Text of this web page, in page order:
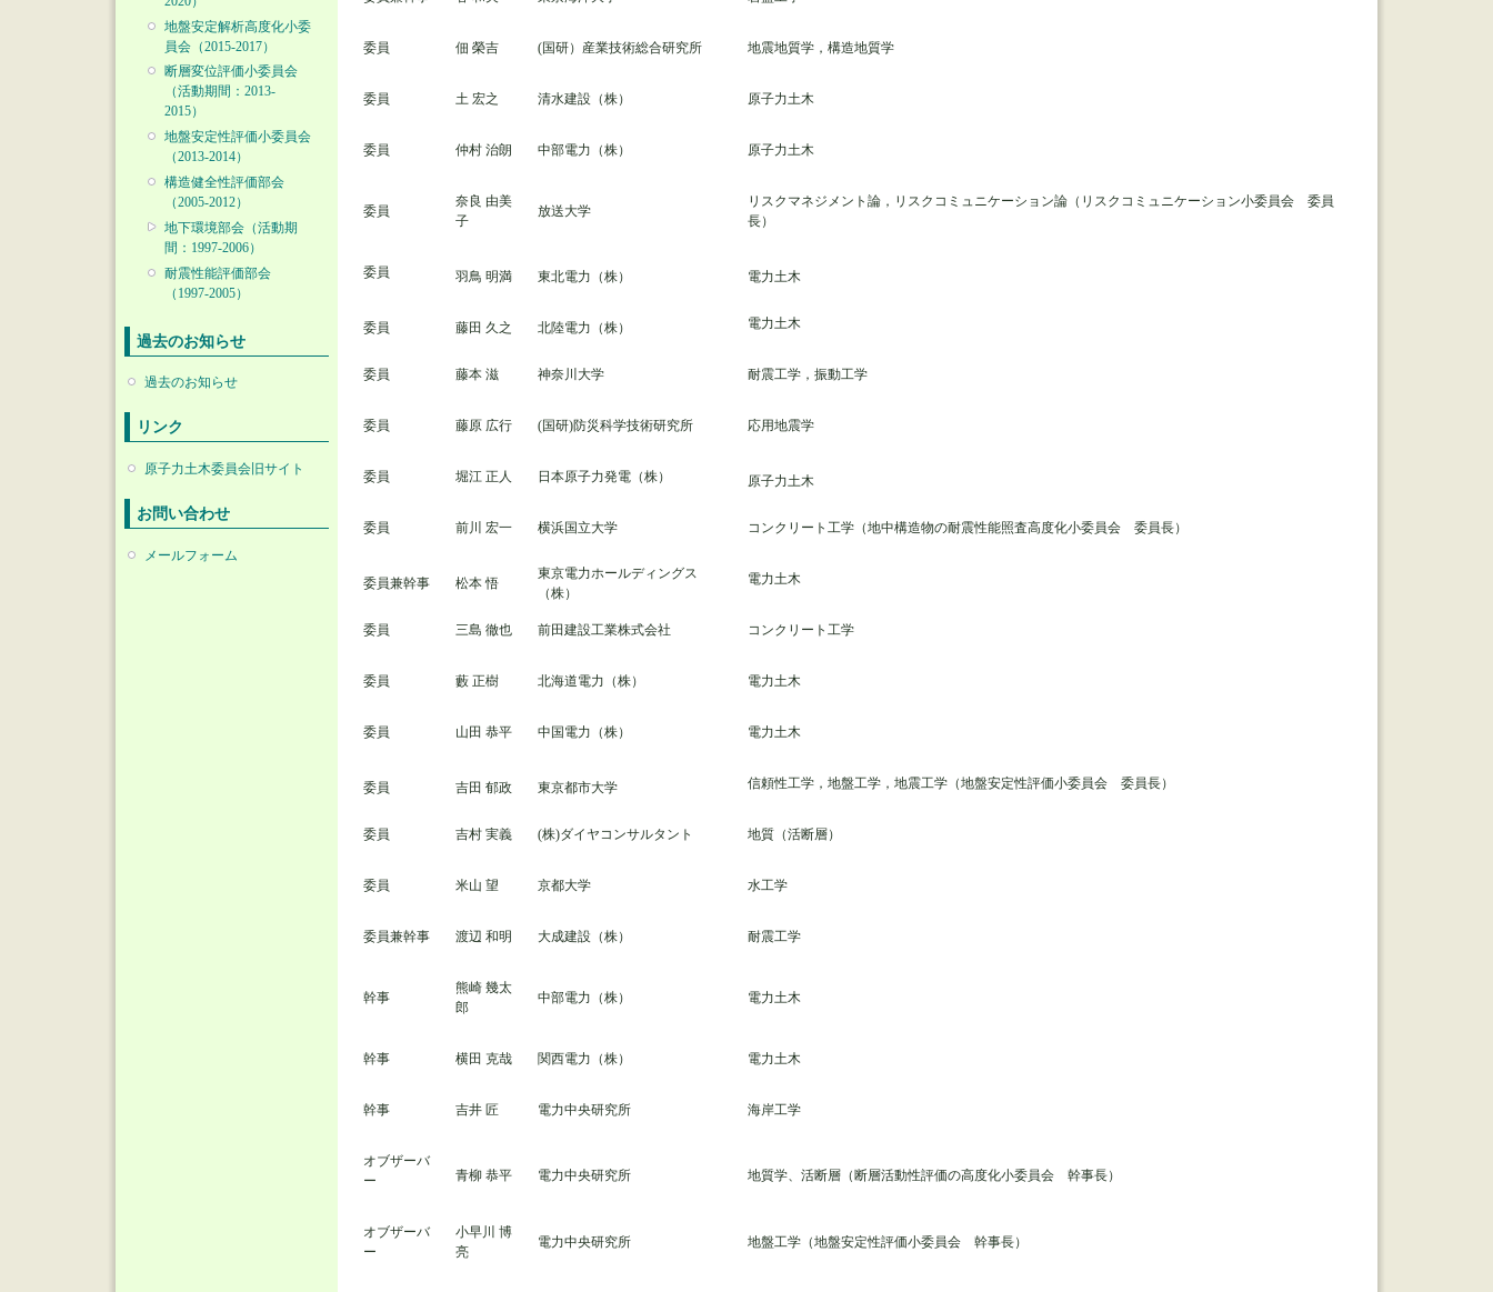
地盤安定解析高度化小委
員会（2015-2017）
断層変位評価小委員会
（活動期間：2013-
2015）
地盤安定性評価小委員会
（2013-2014）
構造健全性評価部会
（2005-2012）
地下環境部会（活動期
間：1997-2006）
耐震性能評価部会
（1997-2005）
過去のお知らせ
過去のお知らせ
リンク
原子力土木委員会旧サイト
お問い合わせ
メールフォーム
委員 佃 榮吉 (国研）産業技術総合研究所 地震地質学，構造地質学
委員 土 宏之 清水建設（株） 原子力土木
委員 仲村 治朗 中部電力（株） 原子力土木
委員
奈良 由美
子
放送大学
リスクマネジメント論，リスクコミュニケーション論（リスクコミュニケーション小委員会 委員
長）
委員 羽鳥 明満 東北電力（株） 電力土木
委員 藤田 久之 北陸電力（株） 電力土木
委員 藤本 滋 神奈川大学 耐震工学，振動工学
委員 藤原 広行 (国研)防災科学技術研究所 応用地震学
委員 堀江 正人 日本原子力発電（株） 原子力土木
委員 前川 宏一 横浜国立大学 コンクリート工学（地中構造物の耐震性能照査高度化小委員会 委員長）
委員兼幹事 松本 悟
東京電力ホールディングス
（株）
電力土木
委員 三島 徹也 前田建設工業株式会社 コンクリート工学
委員 藪 正樹 北海道電力（株） 電力土木
委員 山田 恭平 中国電力（株） 電力土木
委員 吉田 郁政 東京都市大学 信頼性工学，地盤工学，地震工学（地盤安定性評価小委員会 委員長）
委員 吉村 実義 (株)ダイヤコンサルタント 地質（活断層）
委員 米山 望 京都大学 水工学
委員兼幹事 渡辺 和明 大成建設（株） 耐震工学
幹事
熊崎 幾太
郎
中部電力（株） 電力土木
幹事 横田 克哉 関西電力（株） 電力土木
幹事 吉井 匠 電力中央研究所 海岸工学
オブザーバ
ー
青柳 恭平 電力中央研究所 地質学、活断層（断層活動性評価の高度化小委員会 幹事長）
オブザーバ
ー
小早川 博
亮
電力中央研究所 地盤工学（地盤安定性評価小委員会 幹事長）